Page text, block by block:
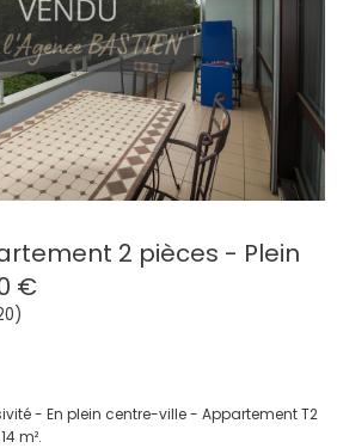
2 pièces - Plein
€
- En plein centre-ville - Appartement T2
m².